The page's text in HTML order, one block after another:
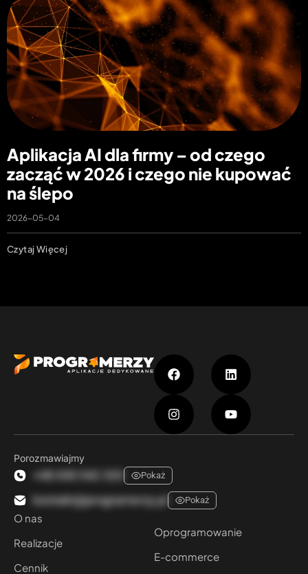
Aplikacja AI dla firmy – od czego
zacząć w 2026 i czego nie kupować
na ślepo
2026-05-04
Czytaj Więcej
Porozmawiajmy
+48 690 042 333 Pokaż
kontakt@programerzy.pl Pokaż
O nas
Realizacje
Cennik
Oprogramowanie
E-commerce